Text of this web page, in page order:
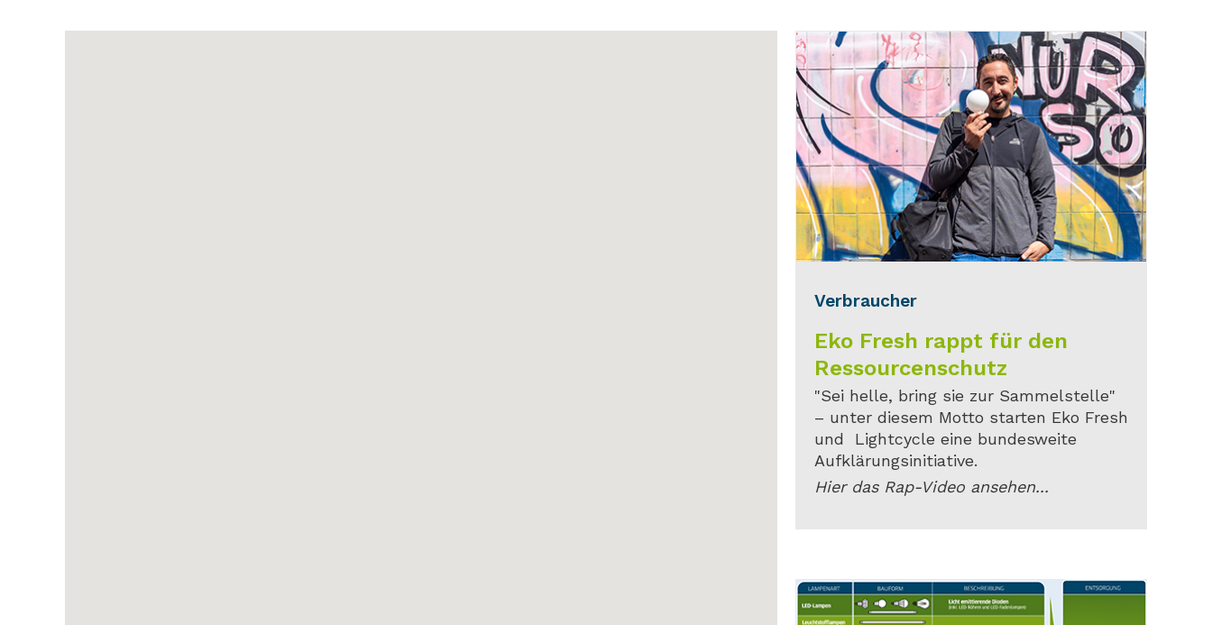
Verbraucher
Eko Fresh rappt für den
Ressourcenschutz
"Sei helle, bring sie zur Sammelstelle"
– unter diesem Motto starten Eko Fresh
und Lightcycle eine bundesweite
Aufklärungsinitiative.
Hier das Rap-Video ansehen...